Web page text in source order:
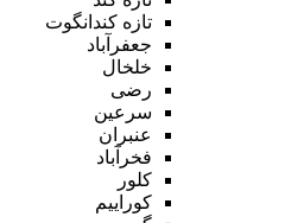
تازه کندانگوت
جعفرآباد
خلخال
رضی
سرعین
عنبران
فخرآباد
کلور
کوراییم